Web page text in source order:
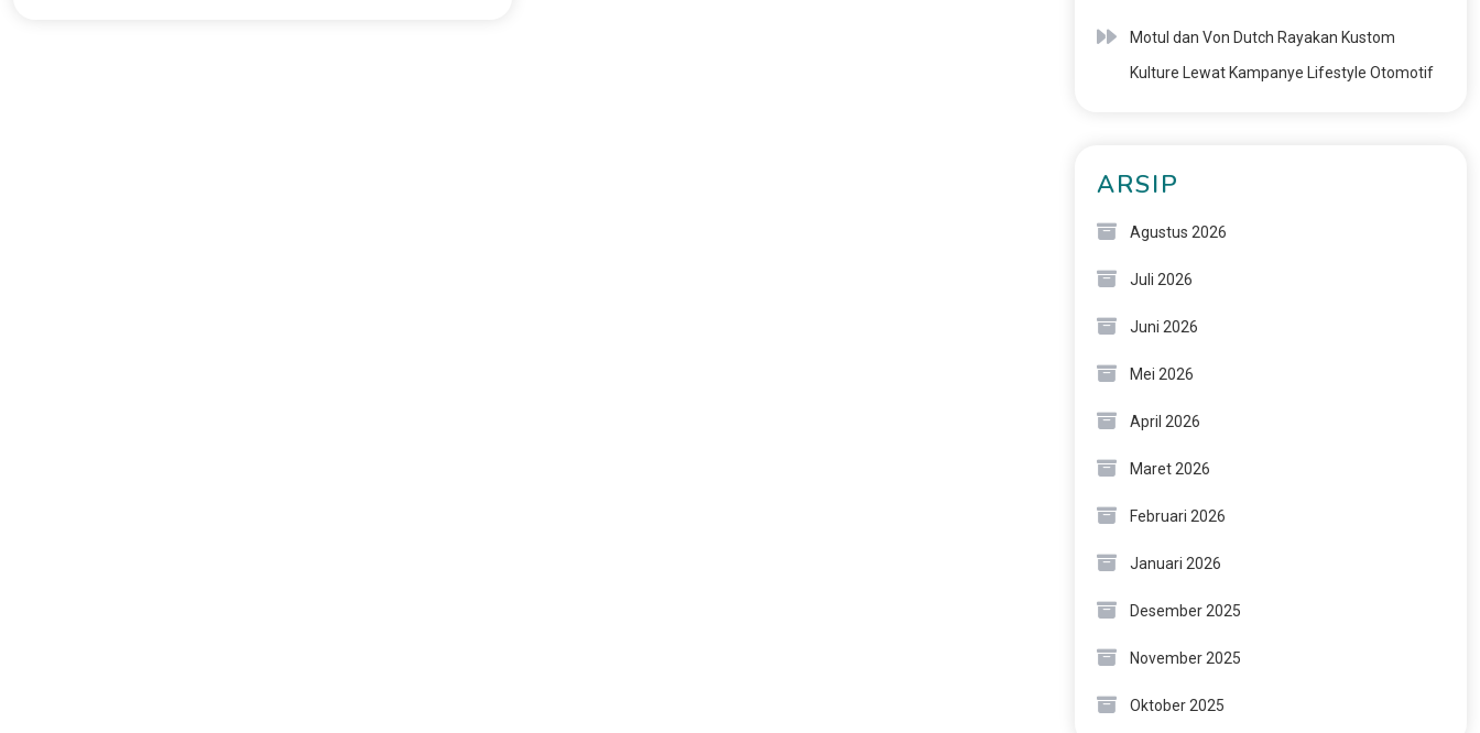
Motul dan Von Dutch Rayakan Kustom
Kulture Lewat Kampanye Lifestyle Otomotif
ARSIP
Agustus 2026
Juli 2026
Juni 2026
Mei 2026
April 2026
Maret 2026
Februari 2026
Januari 2026
Desember 2025
November 2025
Oktober 2025